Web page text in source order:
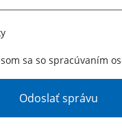
sa so spracúvaním
Odoslať správu